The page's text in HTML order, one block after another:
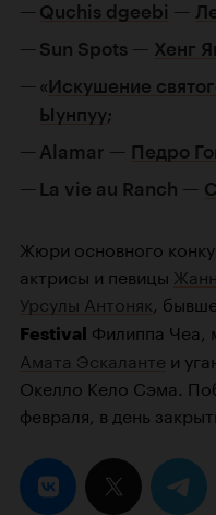
Quchis dgeebi —
Sun Spots — Хенг
«Искушение
Ыунпуу;
Alamar — Педро
La vie au Ranch —
Жюри основного
актрисы и певицы
Урсулы Антоняк,
Festival Филиппа Чеа,
Амата Эскаланте и
Окелло Кело Сэма.
февраля, в день